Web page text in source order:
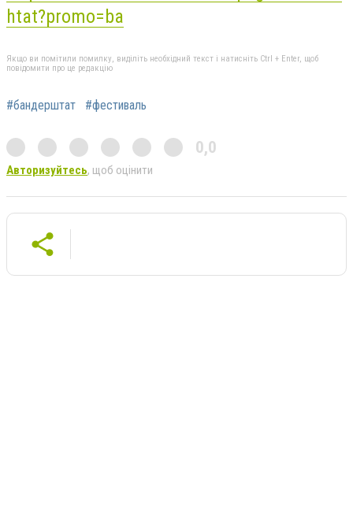
htat?promo=ba
Якщо ви помітили помилку, виділіть необхідний текст і натисніть Ctrl + Enter, щоб
повідомити про це редакцію
#бандерштат #фестиваль
0,0
Авторизуйтесь, щоб оцінити